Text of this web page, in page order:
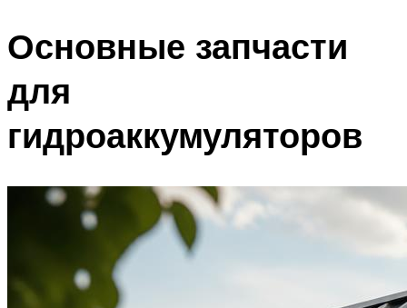
Основные запчасти
для
гидроаккумуляторов